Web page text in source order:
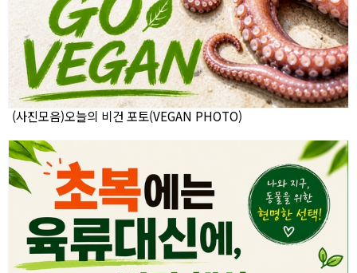
(사진모음)오늘의 비건 포토(VEGAN PHOTO)